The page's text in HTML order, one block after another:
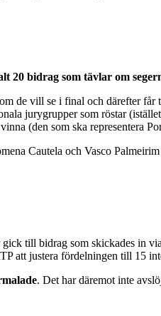
20 bidrag som tävlar om
de vill se i final och därefter
jurygrupper som röstar
(den som ska representera
Cautela och Vasco
till bidrag som skickades in
att justera fördelningen till 15
. Det har däremot inte